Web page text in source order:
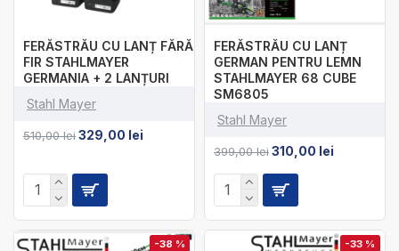
Stahl Mayer
FERĂSTRĂU CU LANȚ FĂRĂ
FIR STAHLMAYER
GERMANIA + 2 LANȚURI
510,00 lei329,00 lei
Stahl Mayer
FERĂSTRĂU CU LANȚ
GERMAN PENTRU LEMN
STAHLMAYER 68 CUBE
SM6805
399,00 lei310,00 lei
-38 % -33 %